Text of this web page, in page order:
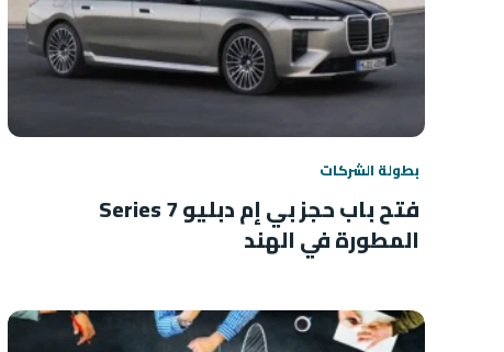
بطولة الشركات
فتح باب حجز بي إم دبليو 7 Series
المطورة في الهند